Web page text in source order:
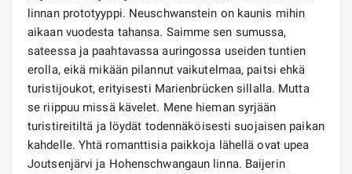
linnan prototyyppi. Neuschwanstein on kaunis mihin
aikaan vuodesta tahansa. Saimme sen sumussa,
sateessa ja paahtavassa auringossa useiden tuntien
erolla, eikä mikään pilannut vaikutelmaa, paitsi ehkä
turistijoukot, erityisesti Marienbrücken sillalla. Mutta
se riippuu missä kävelet. Mene hieman syrjään
turistireitiltä ja löydät todennäköisesti suojaisen paikan
kahdelle. Yhtä romanttisia paikkoja lähellä ovat upea
Joutsenjärvi ja Hohenschwangaun linna. Baijerin